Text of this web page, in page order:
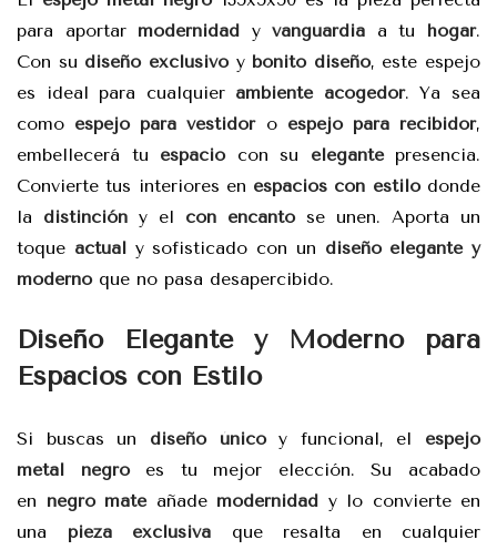
para aportar modernidad yvanguardia a tu hogar.
Con su diseño exclusivoy bonito diseño, este espejo
es ideal para cualquier ambiente acogedor. Ya sea
como espejo para vestidoro espejo para recibidor,
embellecerá tu espaciocon su elegantepresencia.
Convierte tus interiores en espacios con estilodonde
la distinción y el con encantose unen. Aporta un
toque actualy sofisticado con un diseño elegante y
modernoque no pasa desapercibido.
Diseño Elegante y Moderno para
Espacios con Estilo
Si buscas un diseño únicoy funcional, el espejo
metal negroes tu mejor elección. Su acabado
en negro mateañade modernidad y lo convierte en
una pieza exclusiva que resalta en cualquier